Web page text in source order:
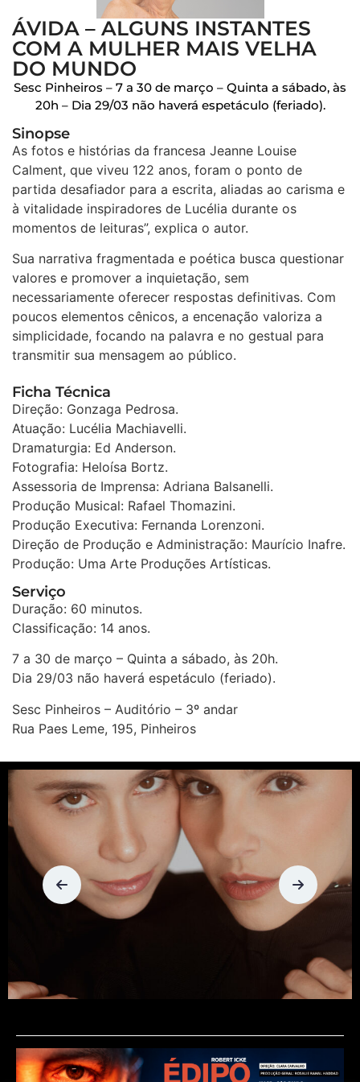
ÁVIDA – ALGUNS INSTANTES
COM A MULHER MAIS VELHA
DO MUNDO
Sesc Pinheiros – 7 a 30 de março – Quinta a sábado, às
20h – Dia 29/03 não haverá espetáculo (feriado).
Sinopse
As fotos e histórias da francesa Jeanne Louise
Calment, que viveu 122 anos, foram o ponto de
partida desafiador para a escrita, aliadas ao carisma e
à vitalidade inspiradores de Lucélia durante os
momentos de leituras”, explica o autor.
Sua narrativa fragmentada e poética busca questionar
valores e promover a inquietação, sem
necessariamente oferecer respostas definitivas. Com
poucos elementos cênicos, a encenação valoriza a
simplicidade, focando na palavra e no gestual para
transmitir sua mensagem ao público.
Ficha Técnica
Direção: Gonzaga Pedrosa.
Atuação: Lucélia Machiavelli.
Dramaturgia: Ed Anderson.
Fotografia: Heloísa Bortz.
Assessoria de Imprensa: Adriana Balsanelli.
Produção Musical: Rafael Thomazini.
Produção Executiva: Fernanda Lorenzoni.
Direção de Produção e Administração: Maurício Inafre.
Produção: Uma Arte Produções Artísticas.
Serviço
Duração: 60 minutos.
Classificação: 14 anos.
7 a 30 de março – Quinta a sábado, às 20h.
Dia 29/03 não haverá espetáculo (feriado).
Sesc Pinheiros – Auditório – 3º andar
Rua Paes Leme, 195, Pinheiros